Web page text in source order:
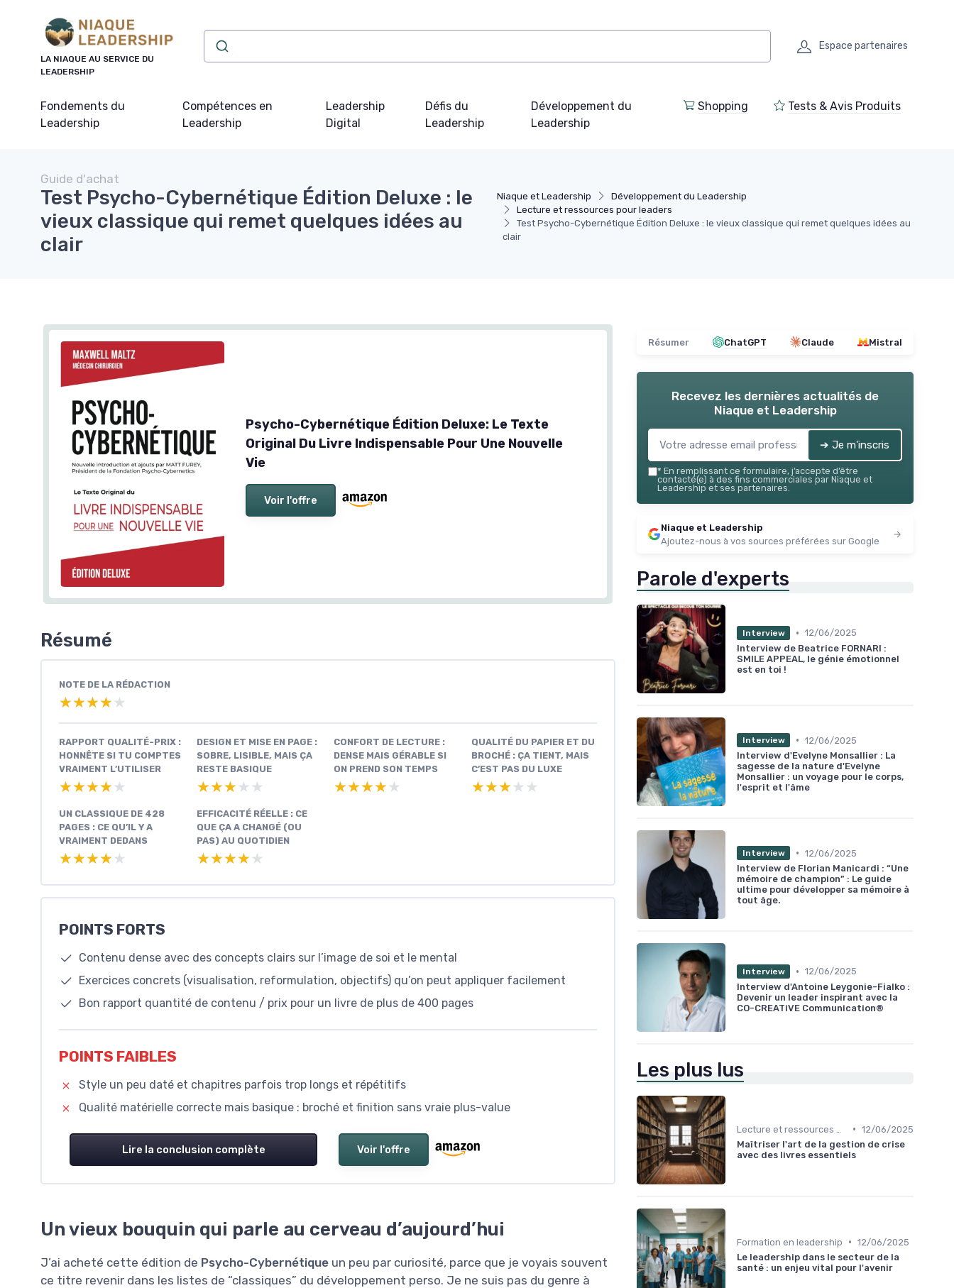
LA NIAQUE AU SERVICE DU
LEADERSHIP
Espace partenaires
Fondements du
Leadership
Compétences en
Leadership
Leadership
Digital
Défis du
Leadership
Développement du
Leadership
Shopping Tests & Avis Produits
Niaque et Leadership
Développement du Leadership
Lecture et ressources pour leaders
Test Psycho-Cybernétique Édition Deluxe : le vieux classique qui remet quelques idées au
clair
Guide d'achat
Test Psycho-Cybernétique Édition Deluxe : le
vieux classique qui remet quelques idées au
clair
Psycho-Cybernétique Édition Deluxe: Le Texte
Original Du Livre Indispensable Pour Une Nouvelle
Vie
Voir l'offre
Résumé
NOTE DE LA RÉDACTION
★★★★★
★★★★★
RAPPORT QUALITÉ-PRIX :
HONNÊTE SI TU COMPTES
VRAIMENT L’UTILISER
★★★★★
★★★★★
DESIGN ET MISE EN PAGE :
SOBRE, LISIBLE, MAIS ÇA
RESTE BASIQUE
★★★★★
★★★★★
CONFORT DE LECTURE :
DENSE MAIS GÉRABLE SI
ON PREND SON TEMPS
★★★★★
★★★★★
QUALITÉ DU PAPIER ET DU
BROCHÉ : ÇA TIENT, MAIS
C’EST PAS DU LUXE
★★★★★
★★★★★
UN CLASSIQUE DE 428
PAGES : CE QU’IL Y A
VRAIMENT DEDANS
★★★★★
★★★★★
EFFICACITÉ RÉELLE : CE
QUE ÇA A CHANGÉ (OU
PAS) AU QUOTIDIEN
★★★★★
★★★★★
POINTS FORTS
Contenu dense avec des concepts clairs sur l’image de soi et le mental
Exercices concrets (visualisation, reformulation, objectifs) qu’on peut appliquer facilement
Bon rapport quantité de contenu / prix pour un livre de plus de 400 pages
POINTS FAIBLES
Style un peu daté et chapitres parfois trop longs et répétitifs
Qualité matérielle correcte mais basique : broché et finition sans vraie plus-value
Lire la conclusion complète Voir l'offre
Un vieux bouquin qui parle au cerveau d’aujourd’hui
J’ai acheté cette édition de Psycho-Cybernétique un peu par curiosité, parce que je voyais souvent
ce titre revenir dans les listes de “classiques” du développement perso. Je ne suis pas du genre à
Résumer ChatGPT Claude Mistral
Recevez les dernières actualités de
Niaque et Leadership
➔ Je m'inscris
* En remplissant ce formulaire, j’accepte d’être
contacté(e) à des fins commerciales par Niaque et
Leadership et ses partenaires.
Niaque et Leadership
Ajoutez-nous à vos sources préférées sur Google
Parole d'experts
Interview • 12/06/2025
Interview de Beatrice FORNARI :
SMILE APPEAL, le génie émotionnel
est en toi !
Interview • 12/06/2025
Interview d'Evelyne Monsallier : La
sagesse de la nature d'Evelyne
Monsallier : un voyage pour le corps,
l'esprit et l'âme
Interview • 12/06/2025
Interview de Florian Manicardi : “Une
mémoire de champion” : Le guide
ultime pour développer sa mémoire à
tout âge.
Interview • 12/06/2025
Interview d'Antoine Leygonie-Fialko :
Devenir un leader inspirant avec la
CO-CREATiVE Communication®
Les plus lus
• 12/06/2025
Maîtriser l'art de la gestion de crise
avec des livres essentiels
Formation en leadership • 12/06/2025
Le leadership dans le secteur de la
santé : un enjeu vital pour l'avenir